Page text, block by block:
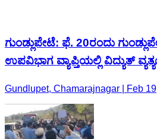
ಗುಂಡ್ಲುಪೇಟೆ: ಫೆ. 20ರಂದು
ಉಪವಿಭಾಗ ವ್ಯಾಪ್ತಿಯಲ್ಲಿ ವಿದ್ಯುತ್
Gundlupet, Chamarajnagar | Feb